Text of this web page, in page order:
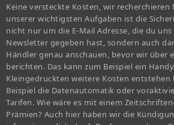
Keine versteckte Kosten, wir
unserer wichtigsten Aufgaben ist die
nicht nur um die E-Mail Adresse, die du
Newsletter gegeben hast, sondern auch
Händler genau anschauen, bevor wir über
berichten. Das kann zum Beispiel ein
Kleingedruckten weitere Kosten entstehen
Beispiel die Datenautomatik oder
Tarifen. Wie wäre es mit einem
Prämien? Auch hier haben wir die